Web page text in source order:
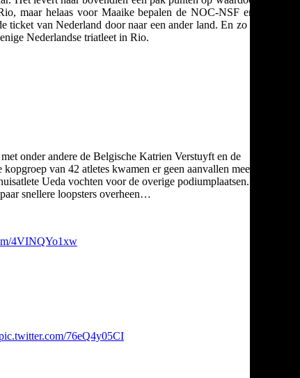
maar helaas voor Maaike bepalen de NOC-NSF en NTB
van Nederland door naar een ander land. En zo spat de
Nederlandse triatleet in Rio.
onder andere de Belgische Katrien Verstuyft en de
van 42 atletes kwamen er geen aanvallen meer zodat
Ueda vochten voor de overige podiumplaatsen. Achter
snellere loopsters overheen…
4VINQYo1xw
76eQ4y05CI